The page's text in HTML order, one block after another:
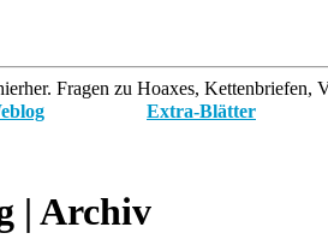
Fragen zu Hoaxes, Kettenbriefen,
Extra-Blätter
| Archiv